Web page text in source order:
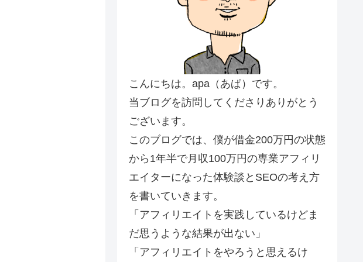
こんにちは。apa（あぱ）です。
当ブログを訪問してくださりありがとう
ございます。
このブログでは、僕が借金200万円の状態
から1年半で月収100万円の専業アフィリ
エイターになった体験談とSEOの考え方
を書いていきます。
「アフィリエイトを実践しているけどま
だ思うような結果が出ない」
「アフィリエイトをやろうと思えるけ